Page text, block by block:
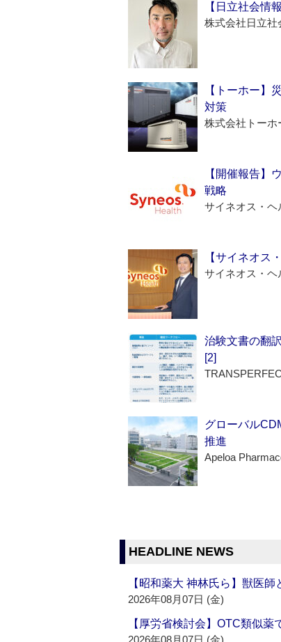
【日立社会情
株式会社日立社
【トーホー】
対策
株式会社トーホ
【開催報告】
戦略
サイネオス・ヘ
【サイネオス
サイネオス・ヘ
治験文書の翻
[2]
グローバル
推進
Apeloa
HEADLINE NEWS
【昭和薬大 神林氏ら】獣医
2026年08月07日 (金)
【厚労省検討会】OTC類似薬
2026年08月07日 (金)